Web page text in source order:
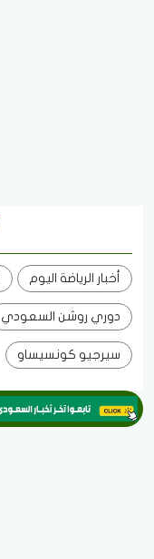
أخبار الرياضة اليوم
دوري روشن السعودي
سيرجيو كونسيساو